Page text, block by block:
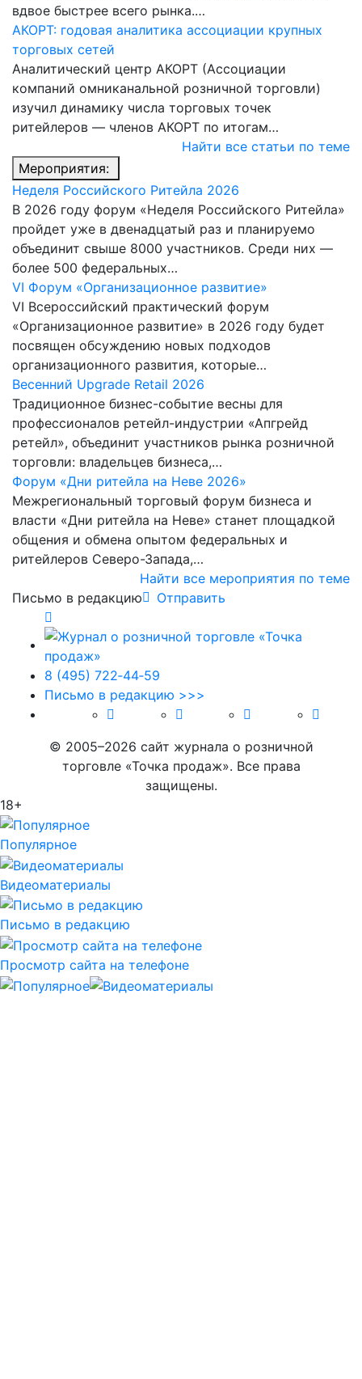
вдвое быстрее всего рынка.…
АКОРТ: годовая аналитика ассоциации крупных
торговых сетей
Аналитический центр АКОРТ (Ассоциации
компаний омниканальной розничной торговли)
изучил динамику числа торговых точек
ритейлеров — членов АКОРТ по итогам…
Найти все статьи по теме
Мероприятия:
Неделя Российского Ритейла 2026
В 2026 году форум «Неделя Российского Ритейла»
пройдет уже в двенадцатый раз и планируемо
объединит свыше 8000 участников. Среди них —
более 500 федеральных…
VI Форум «Организационное развитие»
VI Всероссийский практический форум
«Организационное развитие» в 2026 году будет
посвящен обсуждению новых подходов
организационного развития, которые…
Весенний Upgrade Retail 2026
Традиционное бизнес-событие весны для
профессионалов ретейл-индустрии «Апгрейд
ретейл», объединит участников рынка розничной
торговли: владельцев бизнеса,…
Форум «Дни ритейла на Неве 2026»
Межрегиональный торговый форум бизнеса и
власти «Дни ритейла на Неве» станет площадкой
общения и обмена опытом федеральных и
ритейлеров Северо-Запада,…
Найти все мероприятия по теме
Письмо в редакцию
Отправить
8 (495) 722‑44‑59
Письмо в редакцию >>>
© 2005–2026 сайт журнала о розничной
торговле «Точка продаж». Все права
защищены.
18+
Популярное
Видеоматериалы
Письмо в редакцию
Просмотр сайта на телефоне